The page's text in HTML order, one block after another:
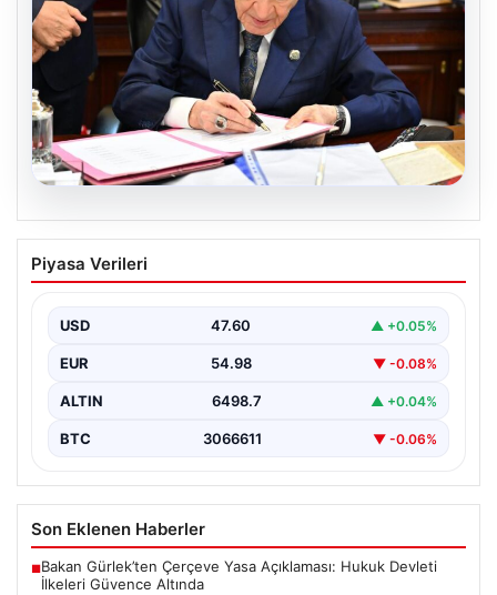
05.08.2026
Bahçeli’den çerçeve yasa açıklaması:
Bin yıllık kardeşliğimiz tescillendi
Piyasa Verileri
USD 47.60 ▲ +0.05%
EUR 54.98 ▼ -0.08%
ALTIN 6498.7 ▲ +0.04%
BTC 3066611 ▼ -0.06%
Son Eklenen Haberler
■Bakan Gürlek’ten Çerçeve Yasa Açıklaması: Hukuk Devleti
İlkeleri Güvence Altında